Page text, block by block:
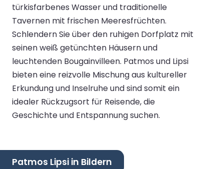
türkisfarbenes Wasser und traditionelle
Tavernen mit frischen Meeresfrüchten.
Schlendern Sie über den ruhigen Dorfplatz mit
seinen weiß getünchten Häusern und
leuchtenden Bougainvilleen. Patmos und Lipsi
bieten eine reizvolle Mischung aus kultureller
Erkundung und Inselruhe und sind somit ein
idealer Rückzugsort für Reisende, die
Geschichte und Entspannung suchen.
Patmos Lipsi in Bildern